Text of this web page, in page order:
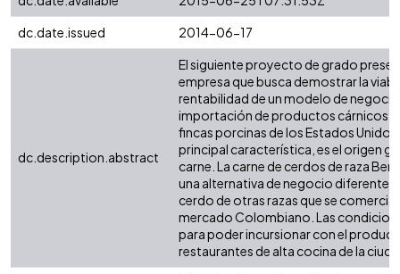
dc.date.issued
2014-06-17
dc.description.abstract
El siguiente proyecto de grado
empresa que busca demostrar la
rentabilidad de un modelo de
importación de productos cárnicos
fincas porcinas de los Estados
principal característica, es el origen
carne. La carne de cerdos de raza
una alternativa de negocio diferente a
cerdo de otras razas que se
mercado Colombiano. Las
para poder incursionar con el
restaurantes de alta cocina de la